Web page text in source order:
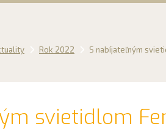
Rok 2022 S nabíjateľným
svietidlom